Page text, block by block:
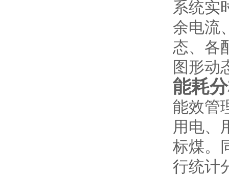
系统实
余电流
态、各
图形动
能耗
能效管
用电、
标煤。
行统计